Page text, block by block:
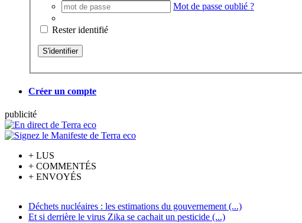
Mot de passe oublié ?
Rester identifié
Créer un compte
publicité
+ LUS
+ COMMENTÉS
+ ENVOYÉS
Déchets nucléaires : les estimations du gouvernement (...)
Et si derrière le virus Zika se cachait un pesticide (...)